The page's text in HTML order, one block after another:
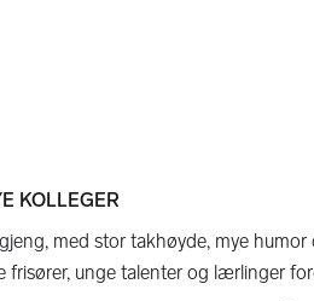
KOLLEGER
med stor takhøyde, mye
frisører, unge talenter og lærlinger